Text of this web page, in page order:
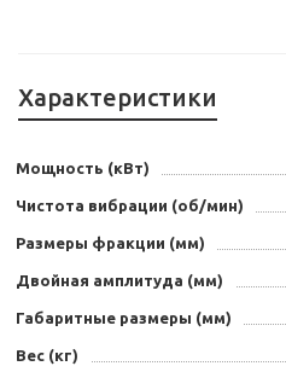
Характеристики
Мощность (кВт)
Чистота вибрации (об/мин)
Размеры фракции (мм)
Двойная амплитуда (мм)
Габаритные размеры (мм)
Вес (кг)